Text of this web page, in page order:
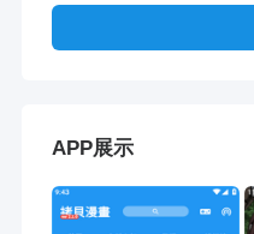
APP展示